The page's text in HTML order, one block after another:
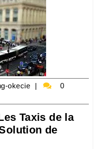
okecie
parking-
0
Taxis de la
de